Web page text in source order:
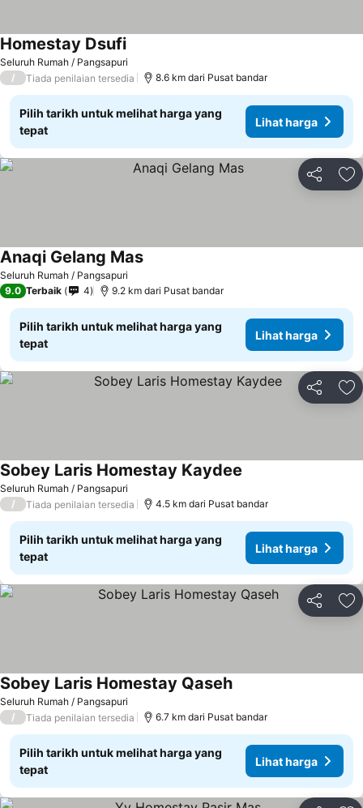
Seluruh Rumah / Pangsapuri
Homestay Dsufi
/ Tiada penilaian tersedia 8.6 km dari Pusat bandar
Pilih tarikh untuk melihat harga yang
tepat
Lihat harga
Kongsi
Seluruh Rumah / Pangsapuri
Anaqi Gelang Mas
9.0 Terbaik 4 9.2 km dari Pusat bandar
Pilih tarikh untuk melihat harga yang
tepat
Lihat harga
Kongsi
Seluruh Rumah / Pangsapuri
Sobey Laris Homestay Kaydee
/ Tiada penilaian tersedia 4.5 km dari Pusat bandar
Pilih tarikh untuk melihat harga yang
tepat
Lihat harga
Kongsi
Seluruh Rumah / Pangsapuri
Sobey Laris Homestay Qaseh
/ Tiada penilaian tersedia 6.7 km dari Pusat bandar
Pilih tarikh untuk melihat harga yang
tepat
Lihat harga